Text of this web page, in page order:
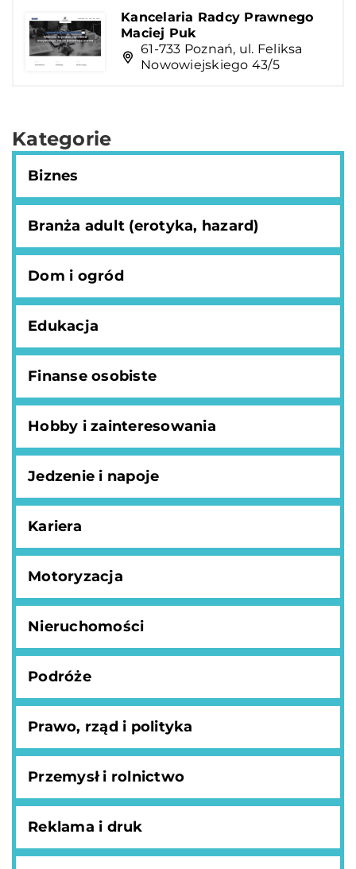
Kancelaria Radcy Prawnego
Maciej Puk
61-733 Poznań, ul. Feliksa
Nowowiejskiego 43/5
Kategorie
Biznes
Branża adult (erotyka, hazard)
Dom i ogród
Edukacja
Finanse osobiste
Hobby i zainteresowania
Jedzenie i napoje
Kariera
Motoryzacja
Nieruchomości
Podróże
Prawo, rząd i polityka
Przemysł i rolnictwo
Reklama i druk